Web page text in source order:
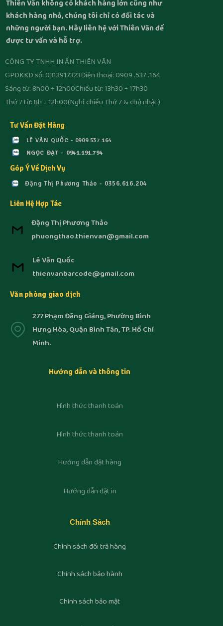
Thiên Văn không có khách hàng lớn cũng như
khách hàng nhỏ, chúng tôi chỉ có đối tác và
những người bạn. Hãy liên hệ với Thiên Văn để
được tư vấn và hỗ trợ.
CÔNG TY TNHH IN ẤN THIÊN VĂN
GPDKKD số: 0313917323Điện thoại: 0909 .537 .164
Sáng từ: 8h00 ÷ 12h00Chiều từ: 13h30 ÷ 17h30
Thứ 7 từ: 8h ÷ 12h00(Nghỉ chiều Thứ 7 & chủ nhật )
Tư Vấn Đặt Hàng
LÊ VĂN QUỐC - 0909.537.164
NGỌC ĐẠT - 0941.191.794
Góp Ý Về Dịch Vụ
Đặng Thị Phương Thảo - 0356.616.204
Liên Hệ Hợp Tác
Đặng Thị Phương Thảo
phuongthao.thienvan@gmail.com
Lê Văn Quốc
thienvanbarcode@gmail.com
Văn phòng giao dịch
277 Phạm Đăng Giảng, Phường Bình
Hưng Hòa, Quận Bình Tân, TP. Hồ Chí
Minh.
Hướng dẫn và thông tin
Hình thức thanh toán
Hình thức thanh toán
Hướng dẫn đặt hàng
Hướng dẫn đặt in
Chính Sách
Chính sách đổi trả hàng
Chính sách bảo hành
Chính sách bảo mật